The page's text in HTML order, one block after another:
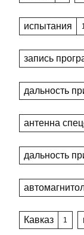
испытания
запись
дальность
антенна
дальность
Кавказ 1